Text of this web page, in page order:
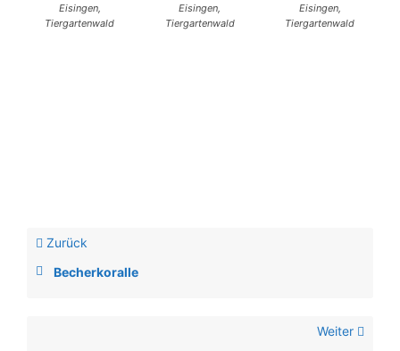
Eisingen,
Tiergartenwald
Eisingen,
Tiergartenwald
Eisingen,
Tiergartenwald
Zurück
Becherkoralle
Weiter